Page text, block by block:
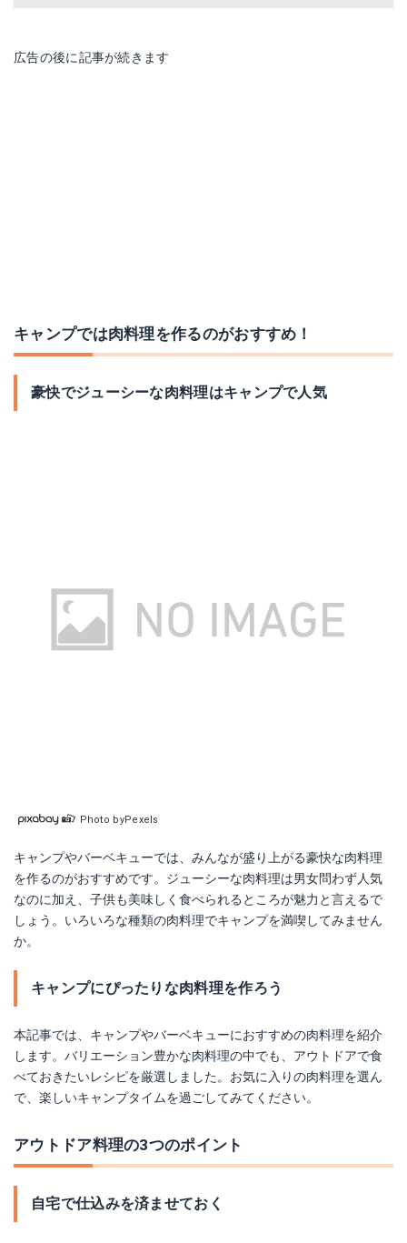
広告の後に記事が続きます
キャンプでは肉料理を作るのがおすすめ！
豪快でジューシーな肉料理はキャンプで人気
Photo byPexels
キャンプやバーベキューでは、みんなが盛り上がる豪快な肉料理
を作るのがおすすめです。ジューシーな肉料理は男女問わず人気
なのに加え、子供も美味しく食べられるところが魅力と言えるで
しょう。いろいろな種類の肉料理でキャンプを満喫してみません
か。
キャンプにぴったりな肉料理を作ろう
本記事では、キャンプやバーベキューにおすすめの肉料理を紹介
します。バリエーション豊かな肉料理の中でも、アウトドアで食
べておきたいレシピを厳選しました。お気に入りの肉料理を選ん
で、楽しいキャンプタイムを過ごしてみてください。
アウトドア料理の3つのポイント
自宅で仕込みを済ませておく